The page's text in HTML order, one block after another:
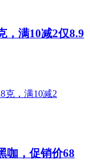
，满10减2仅8.9
咖，促销价68